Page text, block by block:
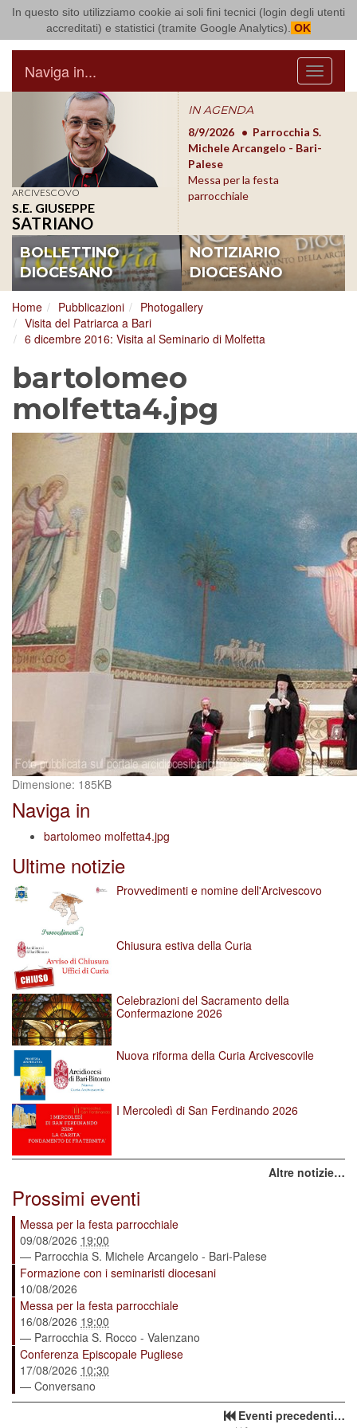
In questo sito utilizziamo cookie ai soli fini tecnici (login degli utenti
accreditati) e statistici (tramite Google Analytics). OK
Arcidiocesi di Bari Bitonto
Menu
Naviga in...
ARCIVESCOVO
S.E. GIUSEPPE
SATRIANO
IN AGENDA
8/17/2026
Conversano
Conferenza Episcopale
Pugliese
8/9/2026
Parrocchia S.
Michele Arcangelo - Bari-
Palese
Messa per la festa
parrocchiale
BOLLETTINO
DIOCESANO
NOTIZIARIO
DIOCESANO
Home Pubblicazioni
Photogallery
Visita del Patriarca a Bari
6 dicembre 2016: Visita al Seminario di Molfetta
bartolomeo
molfetta4.jpg
Clicca
per
vedere
l'immagine
dimensioni
Dimensione: 185KB
Naviga in
bartolomeo molfetta4.jpg
Ultime notizie
Provvedimenti e nomine dell'Arcivescovo
Chiusura estiva della Curia
Celebrazioni del Sacramento della
Confermazione 2026
Nuova riforma della Curia Arcivescovile
I Mercoledì di San Ferdinando 2026
Altre notizie…
Prossimi eventi
Messa per la festa parrocchiale
09/08/2026 19:00
— Parrocchia S. Michele Arcangelo - Bari-Palese
Formazione con i seminaristi diocesani
10/08/2026
Messa per la festa parrocchiale
16/08/2026 19:00
— Parrocchia S. Rocco - Valenzano
Conferenza Episcopale Pugliese
17/08/2026 10:30
— Conversano
Eventi precedenti…